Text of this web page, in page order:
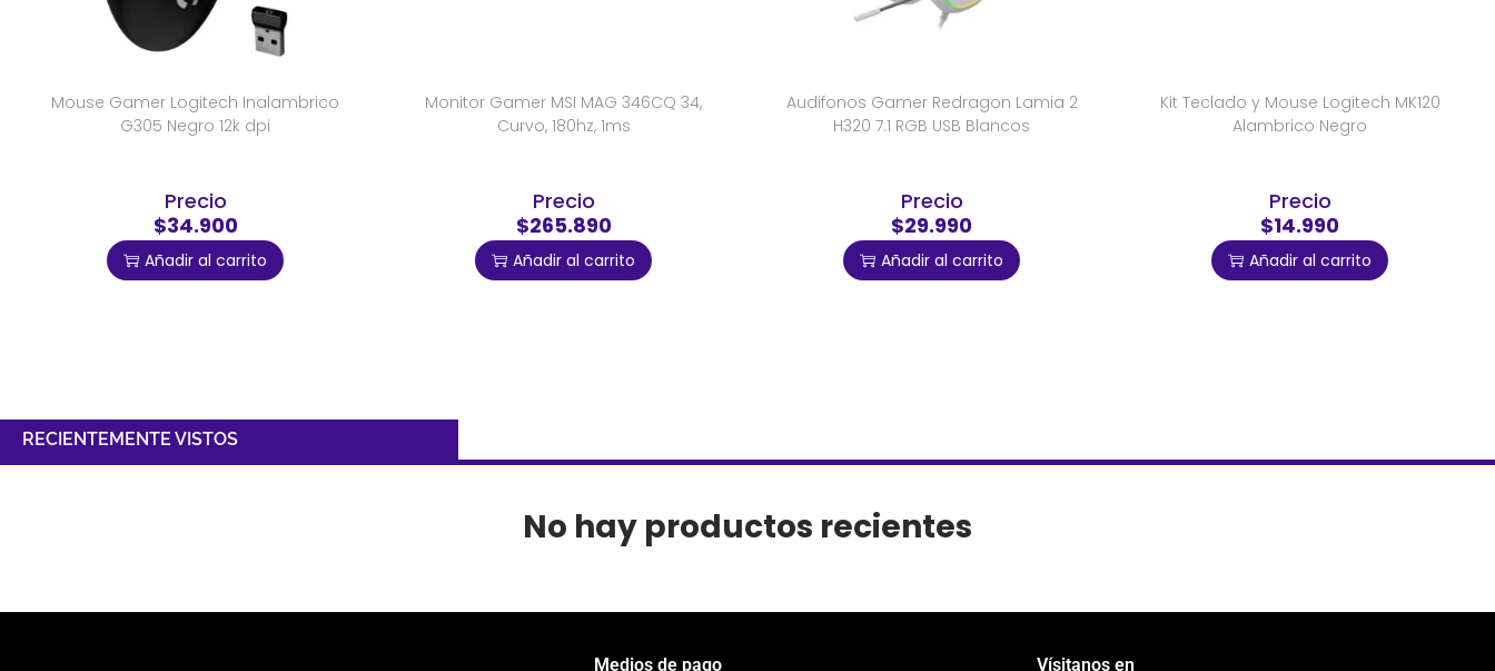
Mouse Gamer Logitech Inalambrico
G305 Negro 12k dpi
Precio
$34.900
Añadir al carrito
Monitor Gamer MSI MAG 346CQ 34,
Curvo, 180hz, 1ms
Precio
$265.890
Añadir al carrito
Audifonos Gamer Redragon Lamia 2
H320 7.1 RGB USB Blancos
Precio
$29.990
Añadir al carrito
Kit Teclado y Mouse Logitech MK120
Alambrico Negro
Precio
$14.990
Añadir al carrito
RECIENTEMENTE VISTOS
No hay productos recientes
Medios de pago Vísitanos en